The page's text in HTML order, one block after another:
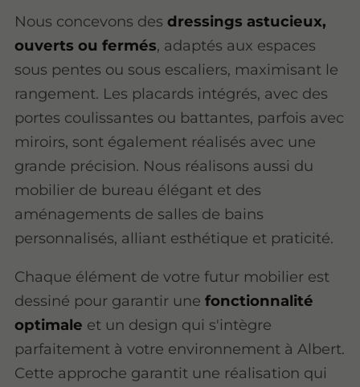
Nous concevons desdressings astucieux,
ouverts ou fermés, adaptés aux espaces
sous pentes ou sous escaliers, maximisant le
rangement. Les placards intégrés, avec des
portes coulissantes ou battantes, parfois avec
miroirs, sont également réalisés avec une
grande précision. Nous réalisons aussi du
mobilier de bureau élégant et des
aménagements de salles de bains
personnalisés, alliant esthétique et praticité.
Chaque élément de votre futur mobilier est
dessiné pour garantir une fonctionnalité
optimale et un design qui s'intègre
parfaitement à votre environnement à Albert.
Cette approche garantit une réalisation qui